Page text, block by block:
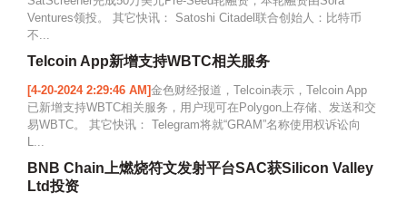
Ventures领投。 其它快讯： Satoshi Citadel联合创始人：比特币
不...
Telcoin App新增支持WBTC相关服务
[4-20-2024 2:29:46 AM]金色财经报道，Telcoin表示，Telcoin App
已新增支持WBTC相关服务，用户现可在Polygon上存储、发送和交
易WBTC。 其它快讯： Telegram将就“GRAM”名称使用权诉讼向
L...
BNB Chain上燃烧符文发射平台SAC获Silicon Valley
Ltd投资